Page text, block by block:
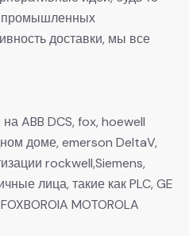
промышленных
доставки, мы все
ABB DCS, fox, hoewell
доме, emerson DeltaV,
rockwell,Siemens,
лица, такие как PLC, GE
MOTOROLA